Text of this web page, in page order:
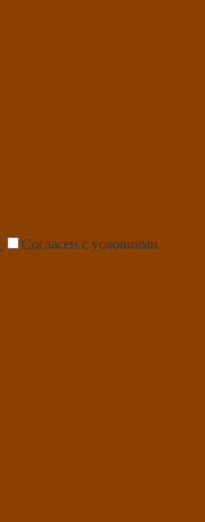
Согласен с условиями